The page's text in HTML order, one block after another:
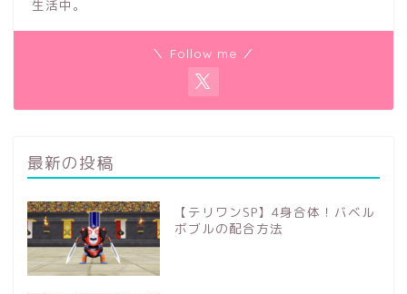
生活中。
＼ Follow me ／
最新の投稿
【テリワンSP】4身合体！バベル
ボブルの配合方法